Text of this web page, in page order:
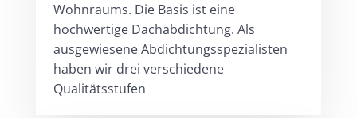
Wohnraums. Die Basis ist eine
hochwertige Dachabdichtung. Als
ausgewiesene Abdichtungsspezialisten
haben wir drei verschiedene
Qualitätsstufen